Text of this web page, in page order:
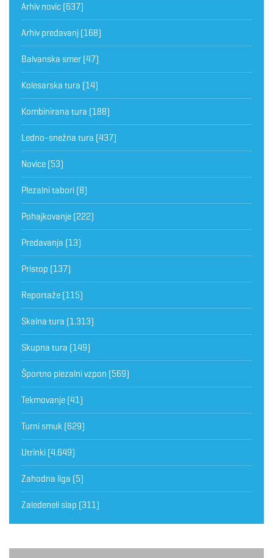
Arhiv novic (637)
Arhiv predavanj (168)
Balvanska smer (47)
Kolesarska tura (14)
Kombinirana tura (188)
Ledno-snežna tura (437)
Novice (53)
Plezalni tabori (8)
Pohajkovanje (222)
Predavanja (13)
Pristop (137)
Reportaže (115)
Skalna tura (1.313)
Skupna tura (149)
Športno plezalni vzpon (569)
Tekmovanje (41)
Turni smuk (629)
Utrinki (4.649)
Zahodna liga (5)
Zaledeneli slap (311)